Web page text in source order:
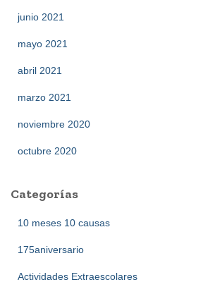
junio 2021
mayo 2021
abril 2021
marzo 2021
noviembre 2020
octubre 2020
Categorías
10 meses 10 causas
175aniversario
Actividades Extraescolares